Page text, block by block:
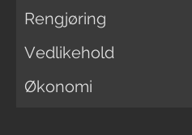
Rengjøring
Vedlikehold
Økonomi